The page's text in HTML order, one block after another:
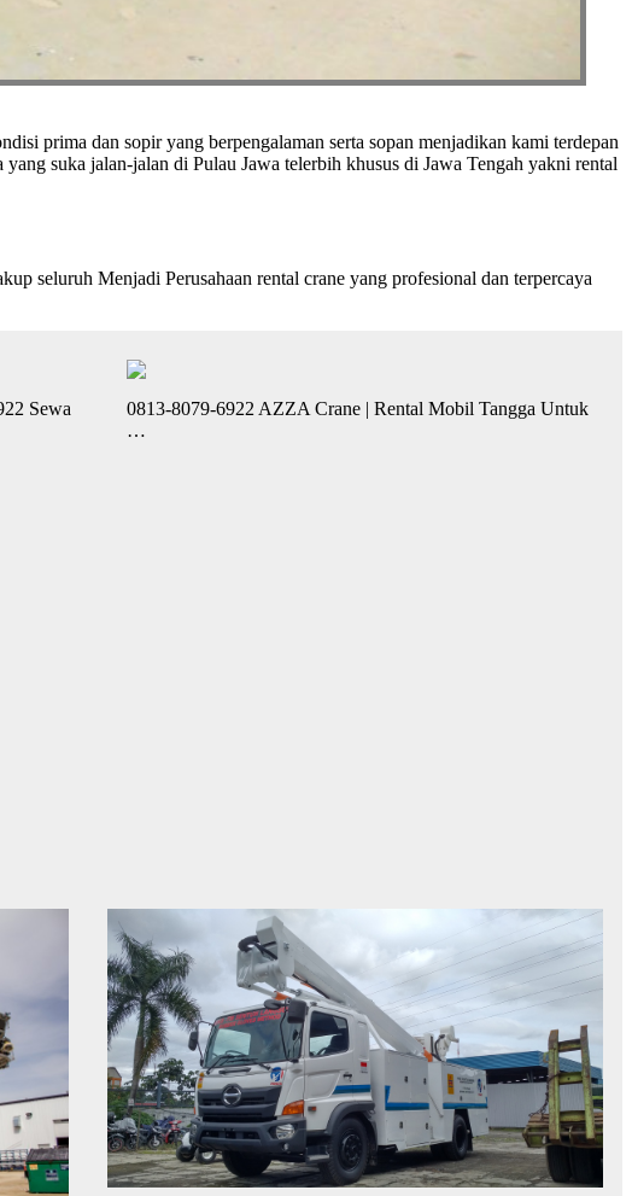
prima dan sopir yang berpengalaman serta sopan menjadikan kami terdepan
suka jalan-jalan di Pulau Jawa telerbih khusus di Jawa Tengah yakni rental
seluruh Menjadi Perusahaan rental crane yang profesional dan terpercaya
Sewa
0813-8079-6922 AZZA Crane | Rental Mobil Tangga Untuk
…